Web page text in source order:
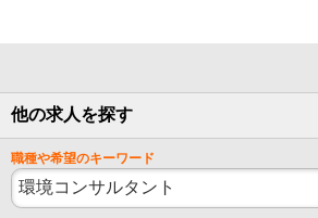
他の求人を探す
職種や希望のキーワード